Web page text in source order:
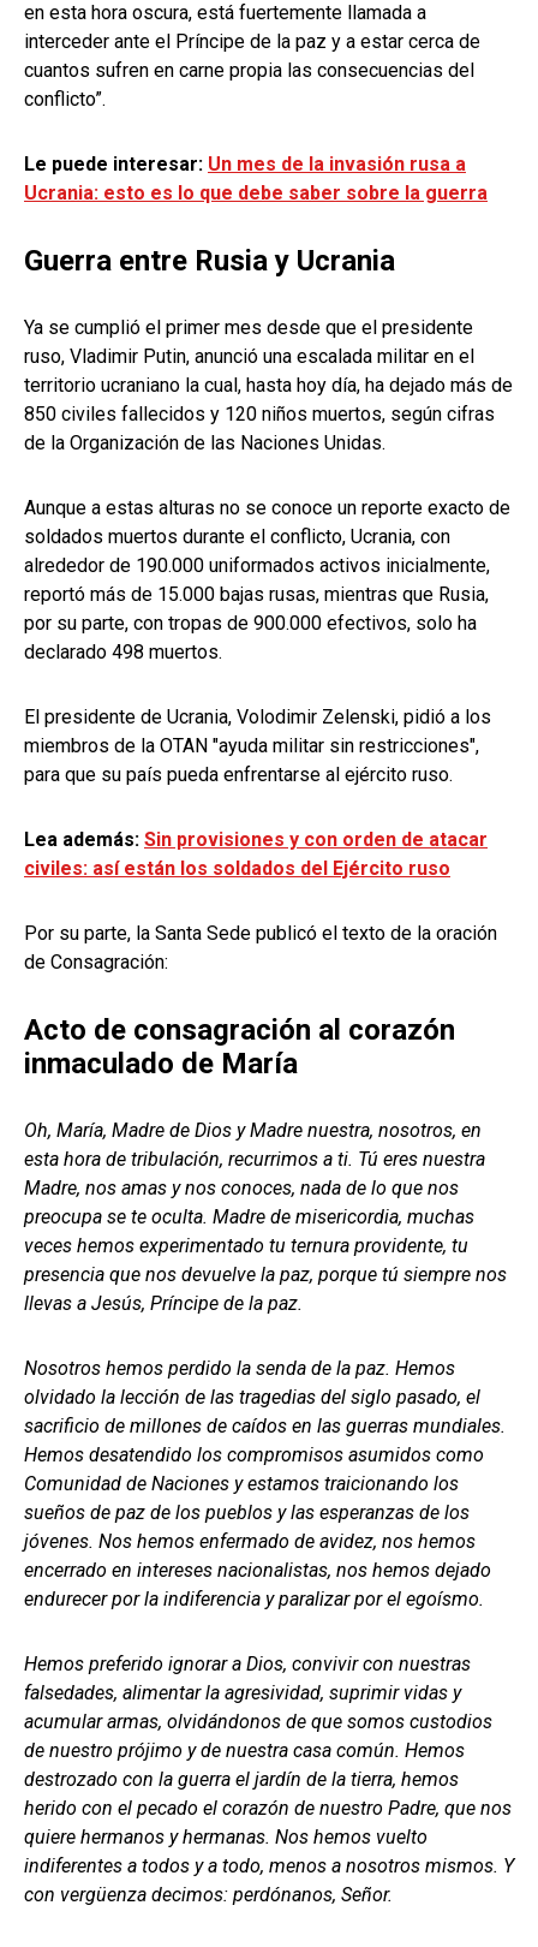
en esta hora oscura, está fuertemente llamada a
interceder ante el Príncipe de la paz y a estar cerca de
cuantos sufren en carne propia las consecuencias del
conflicto”.
Le puede interesar: Un mes de la invasión rusa a
Ucrania: esto es lo que debe saber sobre la guerra
Guerra entre Rusia y Ucrania
Ya se cumplió el primer mes desde que el presidente
ruso, Vladimir Putin, anunció una escalada militar en el
territorio ucraniano la cual, hasta hoy día, ha dejado más de
850 civiles fallecidos y 120 niños muertos, según cifras
de la Organización de las Naciones Unidas.
Aunque a estas alturas no se conoce un reporte exacto de
soldados muertos durante el conflicto, Ucrania, con
alrededor de 190.000 uniformados activos inicialmente,
reportó más de 15.000 bajas rusas, mientras que Rusia,
por su parte, con tropas de 900.000 efectivos, solo ha
declarado 498 muertos.
El presidente de Ucrania, Volodimir Zelenski, pidió a los
miembros de la OTAN "ayuda militar sin restricciones",
para que su país pueda enfrentarse al ejército ruso.
Lea además: Sin provisiones y con orden de atacar
civiles: así están los soldados del Ejército ruso
Por su parte, la Santa Sede publicó el texto de la oración
de Consagración:
Acto de consagración al corazón
inmaculado de María
Oh, María, Madre de Dios y Madre nuestra, nosotros, en
esta hora de tribulación, recurrimos a ti. Tú eres nuestra
Madre, nos amas y nos conoces, nada de lo que nos
preocupa se te oculta. Madre de misericordia, muchas
veces hemos experimentado tu ternura providente, tu
presencia que nos devuelve la paz, porque tú siempre nos
llevas a Jesús, Príncipe de la paz.
Nosotros hemos perdido la senda de la paz. Hemos
olvidado la lección de las tragedias del siglo pasado, el
sacrificio de millones de caídos en las guerras mundiales.
Hemos desatendido los compromisos asumidos como
Comunidad de Naciones y estamos traicionando los
sueños de paz de los pueblos y las esperanzas de los
jóvenes. Nos hemos enfermado de avidez, nos hemos
encerrado en intereses nacionalistas, nos hemos dejado
endurecer por la indiferencia y paralizar por el egoísmo.
Hemos preferido ignorar a Dios, convivir con nuestras
falsedades, alimentar la agresividad, suprimir vidas y
acumular armas, olvidándonos de que somos custodios
de nuestro prójimo y de nuestra casa común. Hemos
destrozado con la guerra el jardín de la tierra, hemos
herido con el pecado el corazón de nuestro Padre, que nos
quiere hermanos y hermanas. Nos hemos vuelto
indiferentes a todos y a todo, menos a nosotros mismos. Y
con vergüenza decimos: perdónanos, Señor.